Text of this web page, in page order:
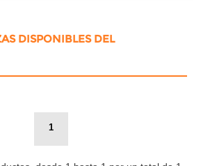
DISPONIBLES DEL
1